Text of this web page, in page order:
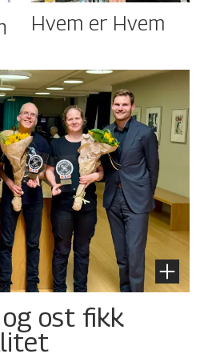
Hvem er Hvem
ost fikk